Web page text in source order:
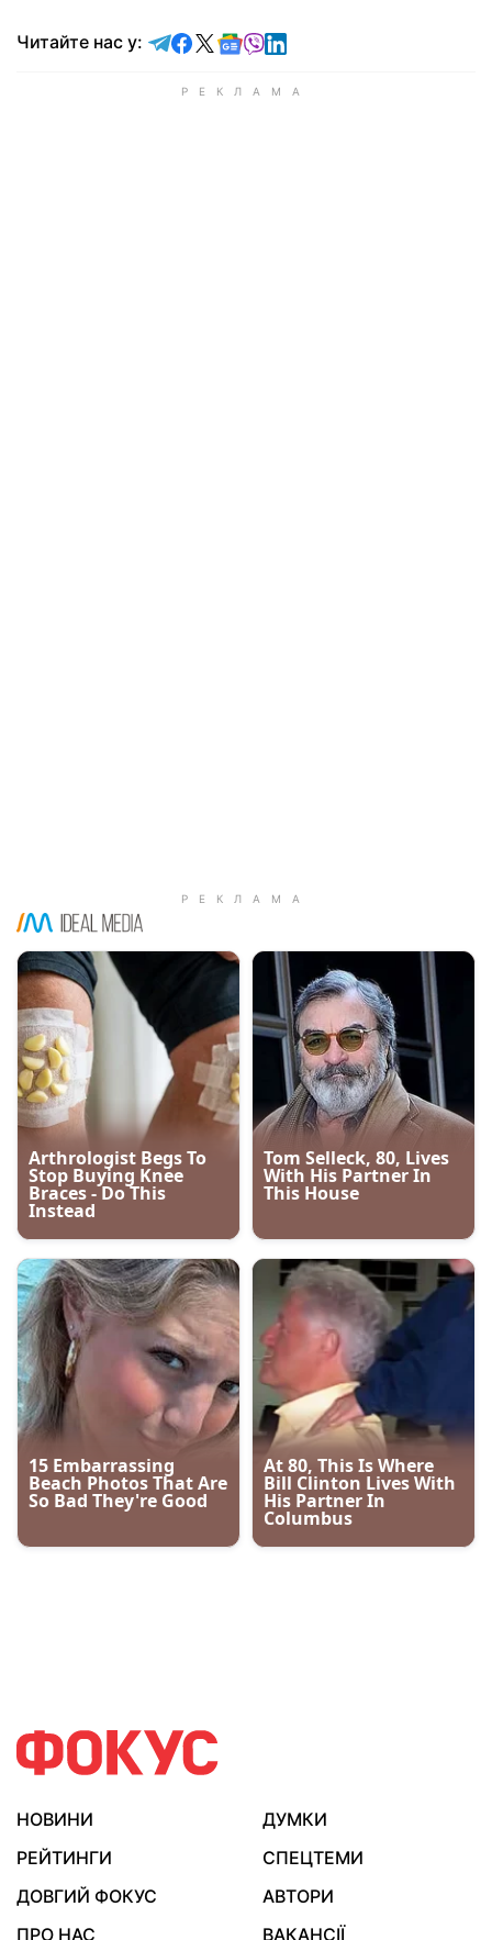
Читайте нас у: Читайте у Telegram
Читайте у Facebook
Читайте у X
Читайте у Google news
Читайте у Viber
Читайте у LinkedIn
НОВИНИ
ДУМКИ
РЕЙТИНГИ
СПЕЦТЕМИ
ДОВГИЙ ФОКУС
АВТОРИ
ПРО НАС
ВАКАНСІЇ